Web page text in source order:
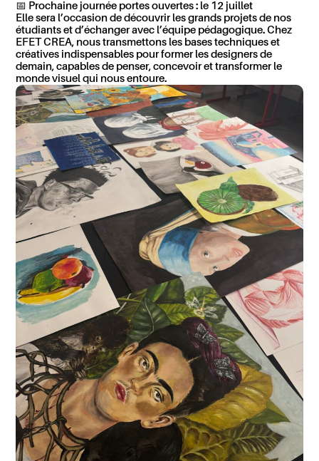
📅 Prochaine journée portes ouvertes : le 12 juillet
Elle sera l’occasion de découvrir les grands projets de nos
étudiants et d’échanger avec l’équipe pédagogique. Chez
EFET CREA, nous transmettons les bases techniques et
créatives indispensables pour former les designers de
demain, capables de penser, concevoir et transformer le
monde visuel qui nous entoure.